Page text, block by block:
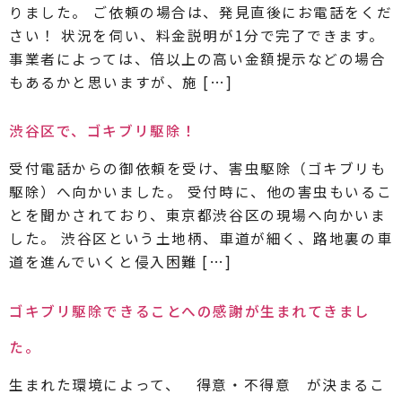
りました。 ご依頼の場合は、発見直後にお電話をくだ
さい！ 状況を伺い、料金説明が1分で完了できます。
事業者によっては、倍以上の高い金額提示などの場合
もあるかと思いますが、施 […]
渋谷区で、ゴキブリ駆除！
受付電話からの御依頼を受け、害虫駆除（ゴキブリも
駆除）へ向かいました。 受付時に、他の害虫もいるこ
とを聞かされており、東京都渋谷区の現場へ向かいま
した。 渋谷区という土地柄、車道が細く、路地裏の車
道を進んでいくと侵入困難 […]
ゴキブリ駆除できることへの感謝が生まれてきまし
た。
生まれた環境によって、 得意・不得意 が決まるこ